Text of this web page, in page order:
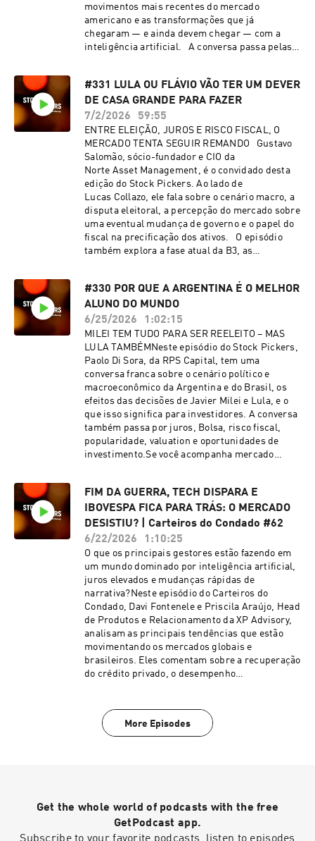
movimentos mais recentes do mercado
americano e as transformações que já
chegaram — e ainda devem chegar — com a
inteligência artificial. A conversa passa pelas
infraestrutura na corrida da IA, além de discutir
quem pode sair vencedor nessa nova fase do
mercado global. O episódio também mergulha
na política econômica de Donald Trump, na tese
de uma nova ordem mundial baseada em dólar
fraco e nos eventos recentes que reforçam essa
visão. No bloco macro, entram ainda temas
como Selic, projeções de inflação, política
monetária, eleições e sinais vindos
do Polymarket e dos bastidores do mercado
financeiro. 🎙️ Convidados: José Rocha e Murilo
Freiberger, Dahlia Capital 🎧 Apresentação:
Lucas Collazo
#331 LULA OU FLÁVIO VÃO TER UM DEVER
DE CASA GRANDE PARA FAZER
7/2/2026
59:55
ENTRE ELEIÇÃO, JUROS E RISCO FISCAL, O
MERCADO TENTA SEGUIR REMANDO Gustavo
Salomão, sócio-fundador e CIO da
Norte Asset Management, é o convidado desta
edição do Stock Pickers. Ao lado de
Lucas Collazo, ele fala sobre o cenário macro, a
disputa eleitoral, a percepção do mercado sobre
uma eventual mudança de governo e o papel do
fiscal na precificação dos ativos. O episódio
também explora a fase atual da B3, as
short no ambiente atual. Com 32 anos de
experiência no mercado financeiro, Salomão faz
paralelos com outros momentos críticos da
economia brasileira e traz reflexões sobre como
navegar em um mercado mais sensível a
política, juros e confiança. 🎙️
Convidado: Gustavo Salomão, sócio-fundador e
CIO da Norte Asset Management 🎧
Apresentação: Lucas Collazo
#330 POR QUE A ARGENTINA É O MELHOR
ALUNO DO MUNDO
6/25/2026
1:02:15
MILEI TEM TUDO PARA SER REELEITO – MAS
LULA TAMBÉMNeste episódio do Stock Pickers,
Paolo Di Sora, da RPS Capital, tem uma
conversa franca sobre o cenário político e
macroeconômico da Argentina e do Brasil, os
efeitos das decisões de Javier Milei e Lula, e o
que isso significa para investidores. A conversa
também passa por juros, Bolsa, risco fiscal,
popularidade, valuation e oportunidades de
investimento.Se você acompanha mercado
oportunidades de investimento, este episódio é
para você.🎙️ Convidado: Paolo di Sora, CIO da
RPS Capital🎧 Apresentação: Lucas Collazo
FIM DA GUERRA, TECH DISPARA E
IBOVESPA FICA PARA TRÁS: O MERCADO
DESISTIU? | Carteiros do Condado #62
6/22/2026
1:10:25
O que os principais gestores estão fazendo em
um mundo dominado por inteligência artificial,
juros elevados e mudanças rápidas de
narrativa?Neste episódio do Carteiros do
Condado, Davi Fontenele e Priscila Araújo, Head
de Produtos e Relacionamento da XP Advisory,
analisam as principais tendências que estão
movimentando os mercados globais e
brasileiros. Eles comentam sobre a recuperação
do crédito privado, o desempenho
e por que muitos investidores estão revisando
suas estratégias para os próximos
More Episodes
Get the whole world of podcasts with the free
GetPodcast app.